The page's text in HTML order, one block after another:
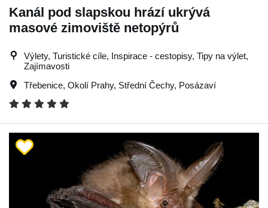
Kanál pod slapskou hrází ukrývá
masové zimoviště netopýrů
Výlety, Turistické cíle, Inspirace - cestopisy, Tipy na výlet,
Zajímavosti
Třebenice, Okolí Prahy, Střední Čechy, Posázaví